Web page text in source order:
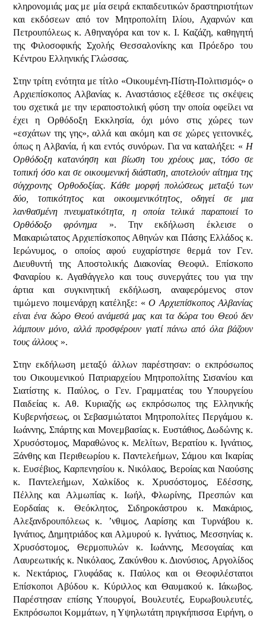
κληρονομιάς μας με μία σειρά εκπαιδευτικών δραστηριοτήτων
και εκδόσεων από τον Μητροπολίτη Ιλίου, Αχαρνών και
Πετρουπόλεως κ. Αθηναγόρα και τον κ. Ι. Καζάζη, καθηγητή
της Φιλοσοφικής Σχολής Θεσσαλονίκης και Πρόεδρο του
Κέντρου Ελληνικής Γλώσσας.
Στην τρίτη ενότητα με τίτλο «Οικουμένη-Πίστη-Πολιτισμός» ο
Αρχιεπίσκοπος Αλβανίας κ. Αναστάσιος εξέθεσε τις σκέψεις
του σχετικά με την ιεραποστολική φύση την οποία οφείλει να
έχει η Ορθόδοξη Εκκλησία, όχι μόνο στις χώρες των
«εσχάτων της γης», αλλά και ακόμη και σε χώρες γειτονικές,
όπως η Αλβανία, ή και εντός συνόρων. Για να καταλήξει: « Η
Ορθόδοξη κατανόηση και βίωση του χρέους μας, τόσο σε
τοπική όσο και σε οικουμενική διάσταση, αποτελούν αίτημα της
σύγχρονης Ορθοδοξίας. Κάθε μορφή πολώσεως μεταξύ των
δύο, τοπικότητος και οικουμενικότητος, οδηγεί σε μια
λανθασμένη πνευματικότητα, η οποία τελικά παραποιεί το
Ορθόδοξο φρόνημα ». Την εκδήλωση έκλεισε ο
Μακαριώτατος Αρχιεπίσκοπος Αθηνών και Πάσης Ελλάδος κ.
Ιερώνυμος, ο οποίος αφού ευχαρίστησε θερμά τον Γεν.
Διευθυντή της Αποστολικής Διακονίας Θεοφιλ. Επίσκοπο
Φαναρίου κ. Αγαθάγγελο και τους συνεργάτες του για την
άρτια και συγκινητική εκδήλωση, αναφερόμενος στον
τιμώμενο ποιμενάρχη κατέληξε: « Ο Αρχιεπίσκοπος Αλβανίας
είναι ένα δώρο Θεού ανάμεσά μας και τα δώρα του Θεού δεν
λάμπουν μόνο, αλλά προσφέρουν γιατί πάνω από όλα βάζουν
τους άλλους ».
Στην εκδήλωση μεταξύ άλλων παρέστησαν: ο εκπρόσωπος
του Οικουμενικού Πατριαρχείου Μητροπολίτης Σισανίου και
Σιατίστης κ. Παύλος, ο Γεν. Γραμματέας του Υπουργείου
Παιδείας κ. Αθ. Κυριαζής ως εκπρόσωπος της Ελληνικής
Κυβερνήσεως, οι Σεβασμιώτατοι Μητροπολίτες Περγάμου κ.
Ιωάννης, Σπάρτης και Μονεμβασίας κ. Ευστάθιος, Δωδώνης κ.
Χρυσόστομος, Μαραθώνος κ. Μελίτων, Βερατίου κ. Ιγνάτιος,
Ξάνθης και Περιθεωρίου κ. Παντελεήμων, Σάμου και Ικαρίας
κ. Ευσέβιος, Καρπενησίου κ. Νικόλαος, Βεροίας και Ναούσης
κ. Παντελεήμων, Χαλκίδος κ. Χρυσόστομος, Εδέσσης,
Πέλλης και Αλμωπίας κ. Ιωήλ, Φλωρίνης, Πρεσπών και
Εορδαίας κ. Θεόκλητος, Σιδηροκάστρου κ. Μακάριος,
Αλεξανδρουπόλεως κ. ’νθιμος, Λαρίσης και Τυρνάβου κ.
Ιγνάτιος, Δημητριάδος και Αλμυρού κ. Ιγνάτιος, Μεσσηνίας κ.
Χρυσόστομος, Θερμοπυλών κ. Ιωάννης, Μεσογαίας και
Λαυρεωτικής κ. Νικόλαος, Ζακύνθου κ. Διονύσιος, Αργολίδος
κ. Νεκτάριος, Γλυφάδας κ. Παύλος και οι Θεοφιλέστατοι
Επίσκοποι Αβύδου κ. Κύριλλος και Θαυμακού κ. Ιάκωβος.
Παρέστησαν επίσης Υπουργοί, Βουλευτές, Ευρωβουλευτές,
Εκπρόσωποι Κομμάτων, η Υψηλωτάτη πριγκήπισσα Ειρήνη, ο